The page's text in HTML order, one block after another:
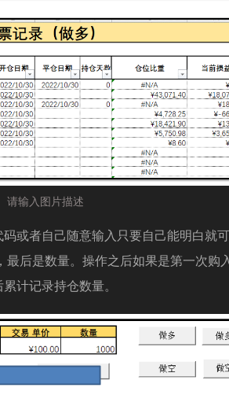
请输入图片描述
或者自己随意输入只要自己能明白就
最后是数量。操作之后如果是第一次购
计记录持仓数量。